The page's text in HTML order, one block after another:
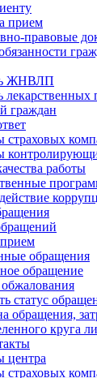
прием
правовые
ЖНВЛП
лекарственных
граждан
страховых
работы
обращения
обращение
статус
обращения,
круга
центра
страховых